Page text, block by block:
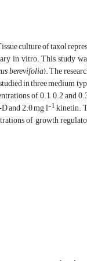
culture of taxol
in vitro. This study
berevifolia). The
in three medium
of 0.1, 0.2 and
and 2.0 mg l-1kinetin.
of growth